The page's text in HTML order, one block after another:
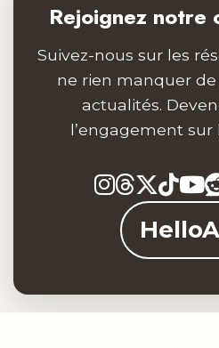
Rejoignez notre
Suivez-nous sur les
ne rien manquer
actualités.
l’engagement sur